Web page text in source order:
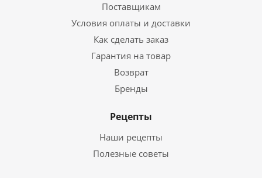
Поставщикам
Условия оплаты и доставки
Как сделать заказ
Гарантия на товар
Возврат
Бренды
Рецепты
Наши рецепты
Полезные советы